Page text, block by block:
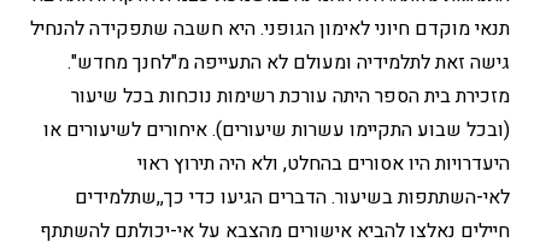
תנאי מוקדם חיוני לאימון הגופני. היא חשבה שתפקידה להנחיל
גישה זאת לתלמידיה ומעולם לא התעייפה מ"לחנך מחדש".
מזכירת בית הספר היתה עורכת רשימות נוכחות בכל שיעור
(ובכל שבוע התקיימו עשרות שיעורים). איחורים לשיעורים או
היעדרויות היו אסורים בהחלט, ולא היה תירוץ ראוי
לאי-השתתפות בשיעור. הדברים הגיעו כדי כך,,שתלמידים
חיילים נאלצו להביא אישורים מהצבא על אי-יכולתם להשתתף